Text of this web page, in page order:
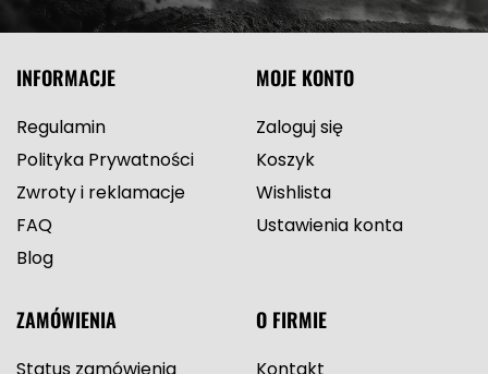
INFORMACJE
Regulamin
Polityka Prywatności
Zwroty i reklamacje
FAQ
Blog
MOJE KONTO
Zaloguj się
Koszyk
Wishlista
Ustawienia konta
ZAMÓWIENIA
Status zamówienia
O FIRMIE
Kontakt